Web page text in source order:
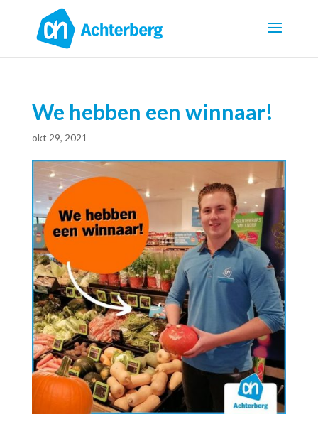
We hebben een winnaar!
okt 29, 2021